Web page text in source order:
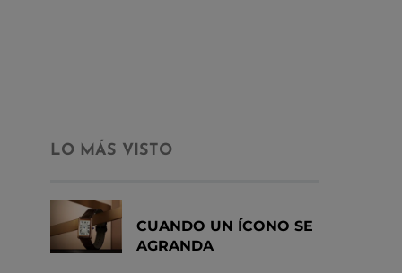
LO MÁS VISTO
CUANDO UN ÍCONO SE
AGRANDA